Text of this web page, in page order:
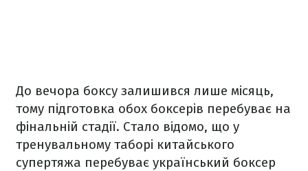
До вечора боксу залишився лише місяць,
тому підготовка обох боксерів перебуває на
фінальній стадії. Стало відомо, що у
тренувальному таборі китайського
супертяжа перебуває український боксер